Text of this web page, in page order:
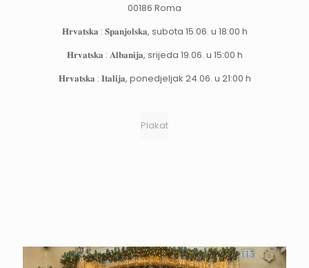
00186 Roma
𝐇𝐫𝐯𝐚𝐭𝐬𝐤𝐚 : 𝐒̌𝐩𝐚𝐧𝐣𝐨𝐥𝐬𝐤𝐚, subota 15.06. u 18:00 h
𝐇𝐫𝐯𝐚𝐭𝐬𝐤𝐚 : 𝐀𝐥𝐛𝐚𝐧𝐢𝐣𝐚, srijeda 19.06. u 15:00 h
𝐇𝐫𝐯𝐚𝐭𝐬𝐤𝐚 : 𝐈𝐭𝐚𝐥𝐢𝐣𝐚, ponedjeljak 24.06. u 21:00 h
Plakat